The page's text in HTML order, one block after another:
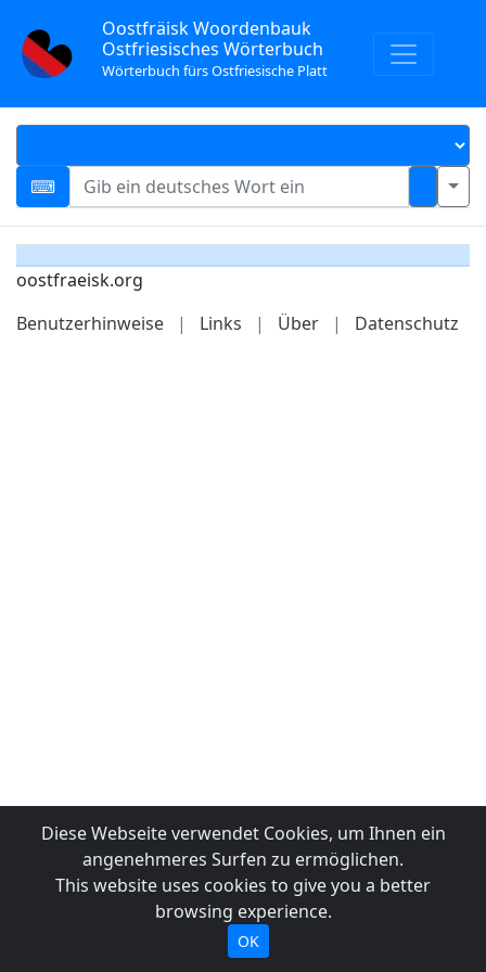
Oostfräisk Woordenbauk
Ostfriesisches Wörterbuch
Wörterbuch fürs Ostfriesische Platt
oostfraeisk.org
Benutzerhinweise
| Links | Über | Datenschutz
Diese Webseite verwendet Cookies, um Ihnen ein
angenehmeres Surfen zu ermöglichen.
This website uses cookies to give you a better
browsing experience.
OK